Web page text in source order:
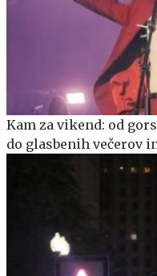
Kam za vikend: od
do glasbenih večerov